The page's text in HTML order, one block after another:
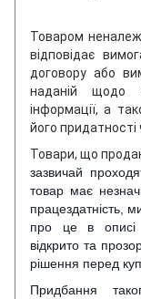
Товаром
відповідає
договору або
наданій щодо
інформації, а
його
Товари, що
зазвичай
товар має
працездатність,
про це в описі
відкрито та
рішення перед
Придбання